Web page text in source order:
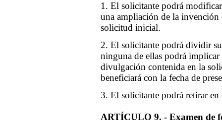
1. El solicitante podrá
una ampliación de la
solicitud inicial.
2. El solicitante podrá dividir
ninguna de ellas podrá
divulgación contenida en la
beneficiará con la fecha de
3. El solicitante podrá retirar
ARTÍCULO 9. - Examen de